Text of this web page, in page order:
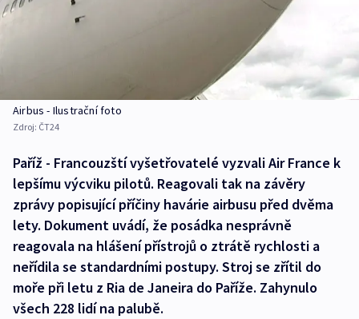
Airbus - Ilustrační foto
Zdroj: ČT24
Paříž - Francouzští vyšetřovatelé vyzvali Air France k
lepšímu výcviku pilotů. Reagovali tak na závěry
zprávy popisující příčiny havárie airbusu před dvěma
lety. Dokument uvádí, že posádka nesprávně
reagovala na hlášení přístrojů o ztrátě rychlosti a
neřídila se standardními postupy. Stroj se zřítil do
moře při letu z Ria de Janeira do Paříže. Zahynulo
všech 228 lidí na palubě.